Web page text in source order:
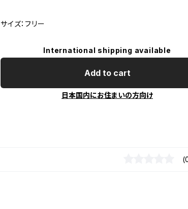
サイズ：フリー
International shipping available
Add to cart
日本国内にお住まいの方向け